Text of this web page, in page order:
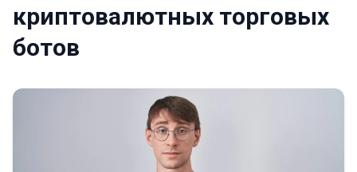
криптовалютных торговых
ботов